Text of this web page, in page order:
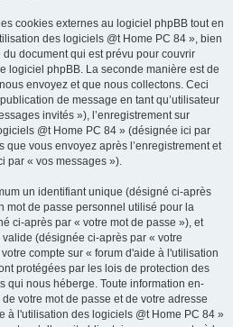
cookies externes au logiciel phpBB tout en
des logiciels @t Home PC 84 », bien
document qui est prévu pour couvrir
logiciel phpBB. La seconde manière est de
envoyez et que nous collectons. Ceci
de message en tant qu’utilisateur
invités »), l’enregistrement sur
@t Home PC 84 » (désignée ici par
que vous envoyez après l’enregistrement et
par « vos messages »).
un identifiant unique (désigné ci-après
mot de passe personnel utilisé pour la
ci-après par « votre mot de passe »), et
(désignée ci-après par « votre
compte sur « forum d'aide à l'utilisation
protégées par les lois de protection des
qui nous héberge. Toute information en-
votre mot de passe et de votre adresse
à l'utilisation des logiciels @t Home PC 84 »